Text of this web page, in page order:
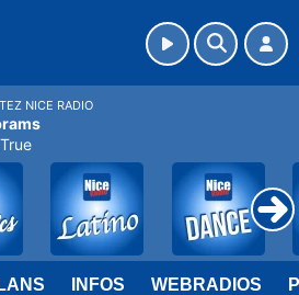
INFOS WEBRADIOS
NICE RADIO